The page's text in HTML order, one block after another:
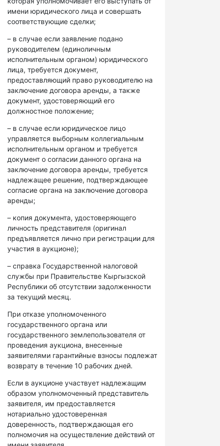
имени юридического лица и совершать
соответствующие сделки;
– в случае если заявление подано
руководителем (единоличным
исполнительным органом) юридического
лица, требуется документ,
предоставляющий право руководителю на
заключение договора аренды, а также
документ, удостоверяющий его
должностное положение;
– в случае если юридическое лицо
управляется выборным коллегиальным
исполнительным органом и требуется
документ о согласии данного органа на
заключение договора аренды, требуется
надлежащее решение, подтверждающее
согласие органа на заключение договора
аренды;
– копия документа, удостоверяющего
личность представителя (оригинал
предъявляется лично при регистрации для
участия в аукционе);
– справка Государственной налоговой
службы при Правительстве Кыргызской
Республики об отсутствии задолженности
за текущий месяц.
При отказе уполномоченного
государственного органа или
государственного землепользователя от
проведения аукциона, внесенные
заявителями гарантийные взносы подлежат
возврату в течение 10 рабочих дней.
Если в аукционе участвует надлежащим
образом уполномоченный представитель
заявителя, им предоставляется
нотариально удостоверенная
доверенность, подтверждающая его
полномочия на осуществление действий от